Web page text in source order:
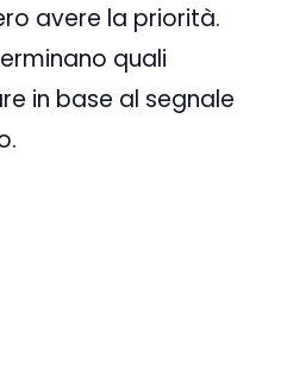
avere la priorità.
quali
in base al segnale